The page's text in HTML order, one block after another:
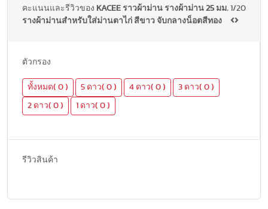
คะแนนและรีวิวของ KACEE ราวผ้าม่าน รางผ้าม่าน 25 มม.
รางผ้าม่านสำหรับใส่ม่านตาไก่ สีขาว จับกลางน็อตสีทอง
1/20
ตัวกรอง
ทั้งหมด( 0 ) 5 ดาว( 0 ) 4 ดาว( 0 ) 3 ดาว( 0 )
2 ดาว( 0 ) 1 ดาว( 0 )
รีวิวสินค้า